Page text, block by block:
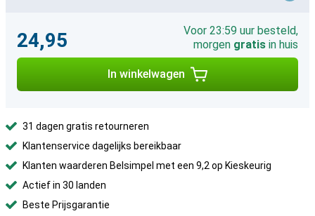
24,95
Voor 23:59 uur besteld,
morgen gratis in huis
In winkelwagen
31 dagen gratis retourneren
Klantenservice dagelijks bereikbaar
Klanten waarderen Belsimpel met een 9,2 op Kieskeurig
Actief in 30 landen
Beste Prijsgarantie